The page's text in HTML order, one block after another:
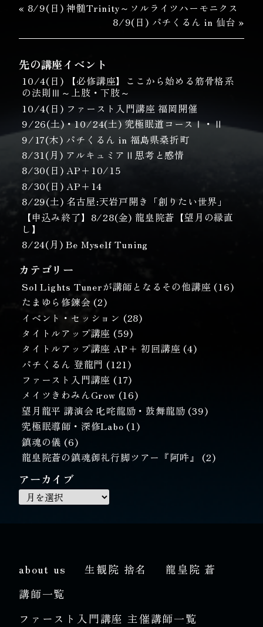
« 8/9(日) 神髄Trinity～ソルライツハーモニクス
8/9(日) パチくるん in 仙台 »
先の講座イベント
10/4(日) 【必修講座】ここから始める筋骨格系
の法則Ⅲ～上肢・下肢～
10/4(日) ファースト入門講座 福岡開催
9/26(土)・10/24(土) 究極眠道コースⅠ・Ⅱ
9/17(木) パチくるん in 福島県桑折町
8/31(月) アルキュミアⅡ思考と感情
8/30(日) AP＋10/15
8/30(日) AP＋14
8/29(土) 名古屋:天岩戸開き「創りたい世界」
【申込み終了】8/28(金) 龍皇院蒼【望月の縁直
し】
8/24(月) Be Myself Tuning
カテゴリー
Sol Lights Tunerが講師となるその他講座 (16)
たまゆら修錬会 (2)
イベント・セッション (28)
タイトルアップ講座 (59)
タイトルアップ講座 AP+ 初回講座 (4)
パチくるん 登龍門 (121)
ファースト入門講座 (17)
メイツきわみんGrow (16)
望月龍平 講演会 叱咤龍励・鼓舞龍励 (39)
究極眠導師・深修Labo (1)
鎮魂の儀 (6)
龍皇院蒼の鎮魂御礼行脚ツアー『阿吽』 (2)
アーカイブ
about us 生観院 捨名
龍皇院 蒼
講師一覧
ファースト入門講座 主催講師一覧